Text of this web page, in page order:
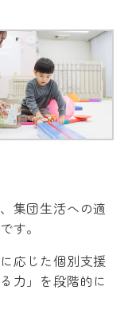
集団生活への適
す。
応じた個別支援
力」を段階的に